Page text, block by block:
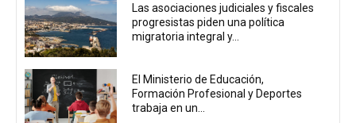
Las asociaciones judiciales y fiscales
progresistas piden una política
migratoria integral y...
El Ministerio de Educación,
Formación Profesional y Deportes
trabaja en un...